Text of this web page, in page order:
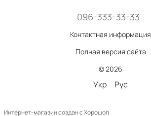
096-333-33-33
Контактная информация
Полная версия сайта
© 2026
Укр Рус
Интернет-магазин создан с Хорошоп